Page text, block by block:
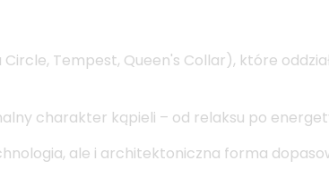
Circle, Tempest, Queen's Collar), które
charakter kąpieli – od relaksu po
ale i architektoniczna forma